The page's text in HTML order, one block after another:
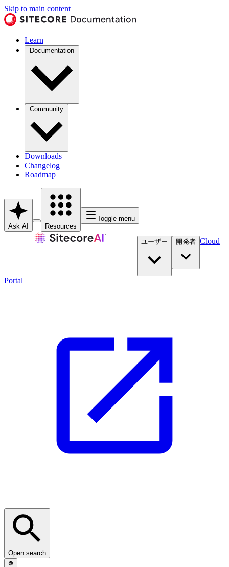
Skip to main content
Learn
Documentation
Community
Downloads
Changelog
Roadmap
Ask AI Resources
Toggle menu
ユーザー 開発者​ Cloud
Portal
Open search